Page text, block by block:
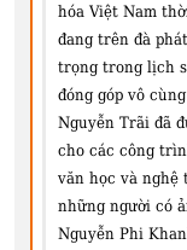
hóa Việt Nam
đang trên đà
trọng trong lịch
đóng góp vô
Nguyễn Trãi đã
cho các công
văn học và nghệ
những người có
Nguyễn Phi